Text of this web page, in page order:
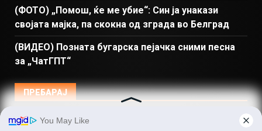
(ФОТО) „Помош, ќе ме убие“: Син ја унакази
својата мајка, па скокна од зграда во Белград
(ВИДЕО) Позната бугарска пејачка сними песна
за „ЧатГПТ“
ПРЕБАРАЈ